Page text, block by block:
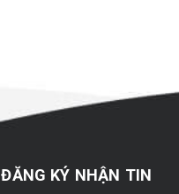
ĐĂNG KÝ NHẬN TIN